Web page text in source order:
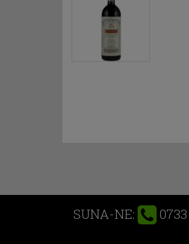
SUNA-NE: